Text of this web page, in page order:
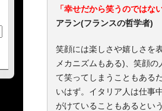
「幸せだから笑うのではな
アラン(フランスの哲学者)
笑顔には楽しさや嬉しさを
メカニズムもある)、笑顔
て笑ってしまうこともある
いはず。イタリア人は仕事
がけていることもあるとい